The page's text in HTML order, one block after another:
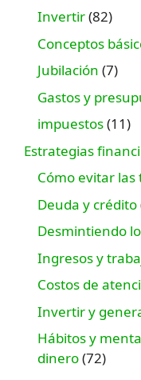
Invertir(82)
Conceptos
Jubilación (7)
Gastos y
impuestos(11)
Estrategias
Cómo evitar
Deuda y crédito
Desmintiendo
Ingresos y
Costos de
Invertir y
Hábitos y
dinero(72)